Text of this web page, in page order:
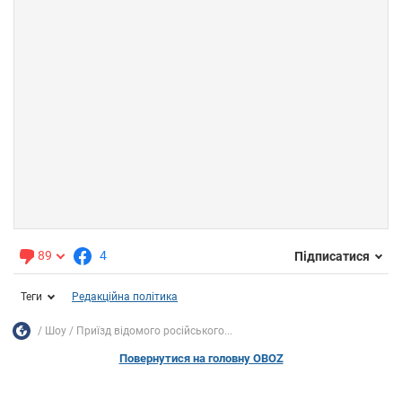
89 4 Підписатися
Теги Редакційна політика
Шоу Приїзд відомого російського...
Повернутися на головну OBOZ